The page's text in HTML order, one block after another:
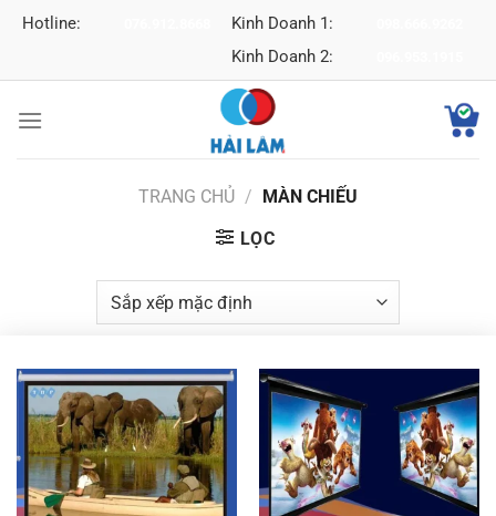
Hotline: Kinh Doanh 1:
Kinh Doanh 2:
TRANG CHỦ / MÀN CHIẾU
LỌC